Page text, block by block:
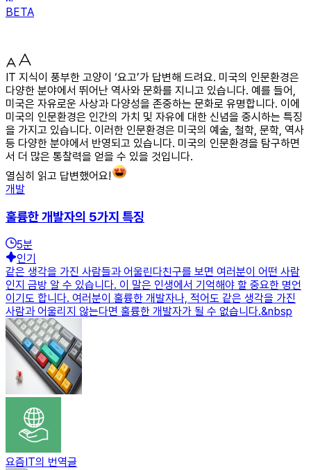
BETA
IT 지식이 풍부한 고양이 ‘요고’가 답변해 드려요. 미국의 인문환경은
다양한 분야에서 뛰어난 역사와 문화를 지니고 있습니다. 예를 들어,
미국은 자유로운 사상과 다양성을 존중하는 문화로 유명합니다. 이에
미국의 인문환경은 인간의 가치 및 자유에 대한 신념을 중시하는 특징
을 가지고 있습니다. 이러한 인문환경은 미국의 예술, 철학, 문학, 역사
등 다양한 분야에서 반영되고 있습니다. 미국의 인문환경을 탐구하면
서 더 많은 통찰력을 얻을 수 있을 것입니다.
열심히 읽고 답변했어요!
개발
훌륭한 개발자의 5가지 특징
5분
인기
같은 생각을 가진 사람들과 어울린다친구를 보면 여러분이 어떤 사람
인지 금방 알 수 있습니다. 이 말은 인생에서 기억해야 할 중요한 명언
이기도 합니다. 여러분이 훌륭한 개발자나, 적어도 같은 생각을 가진
사람과 어울리지 않는다면 훌륭한 개발자가 될 수 없습니다.&nbsp
요즘IT의 번역글